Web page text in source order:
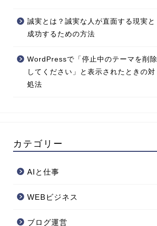
誠実とは？誠実な人が直面する現実と
成功するための方法
WordPressで「停止中のテーマを削除
してください」と表示されたときの対
処法
カテゴリー
AIと仕事
WEBビジネス
ブログ運営